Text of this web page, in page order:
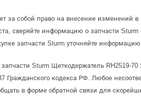
за собой право на внесение изменений
сверяйте информацию о запчасти
запчасти Sturm уточняйте информацию
Sturm Щеткодержатель RH2519-
Гражданского кодекса РФ. Любое
в форме обратной связи для